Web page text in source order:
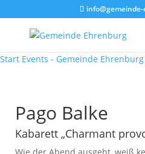
Start Events - Gemeinde Ehrenburg
Pago Balke
Kabarett „Charmant